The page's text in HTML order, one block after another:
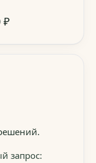
₽
запрос: